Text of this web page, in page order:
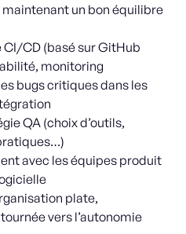
un bon équilibre
CD (basé sur GitHub
monitoring
bugs critiques dans les
QA (choix d’outils,
avec les équipes produit
plate,
vers l’autonomie